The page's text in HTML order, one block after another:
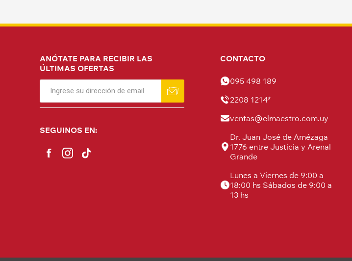
ANÓTATE PARA RECIBIR LAS
ÚLTIMAS OFERTAS
SEGUINOS EN:
CONTACTO
095 498 189
2208 1214*
ventas@elmaestro.com.uy
Dr. Juan José de Amézaga
1776 entre Justicia y Arenal
Grande
Lunes a Viernes de 9:00 a
18:00 hs Sábados de 9:00 a
13 hs